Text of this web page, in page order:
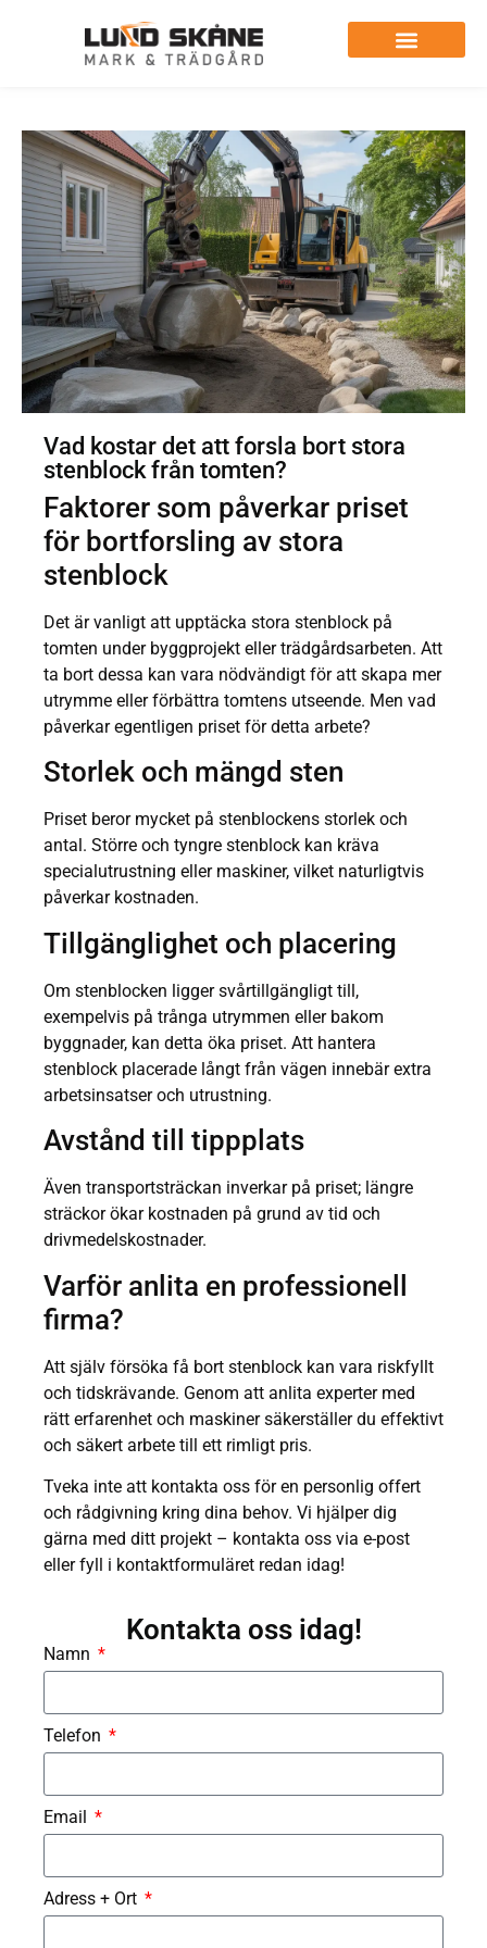
Vad kostar det att forsla bort stora
stenblock från tomten?
Faktorer som påverkar priset
för bortforsling av stora
stenblock
Det är vanligt att upptäcka stora stenblock på
tomten under byggprojekt eller trädgårdsarbeten. Att
ta bort dessa kan vara nödvändigt för att skapa mer
utrymme eller förbättra tomtens utseende. Men vad
påverkar egentligen priset för detta arbete?
Storlek och mängd sten
Priset beror mycket på stenblockens storlek och
antal. Större och tyngre stenblock kan kräva
specialutrustning eller maskiner, vilket naturligtvis
påverkar kostnaden.
Tillgänglighet och placering
Om stenblocken ligger svårtillgängligt till,
exempelvis på trånga utrymmen eller bakom
byggnader, kan detta öka priset. Att hantera
stenblock placerade långt från vägen innebär extra
arbetsinsatser och utrustning.
Avstånd till tippplats
Även transportsträckan inverkar på priset; längre
sträckor ökar kostnaden på grund av tid och
drivmedelskostnader.
Varför anlita en professionell
firma?
Att själv försöka få bort stenblock kan vara riskfyllt
och tidskrävande. Genom att anlita experter med
rätt erfarenhet och maskiner säkerställer du effektivt
och säkert arbete till ett rimligt pris.
Tveka inte att kontakta oss för en personlig offert
och rådgivning kring dina behov. Vi hjälper dig
gärna med ditt projekt – kontakta oss via e-post
eller fyll i kontaktformuläret redan idag!
Kontakta oss idag!
Namn
Telefon
Email
Adress + Ort